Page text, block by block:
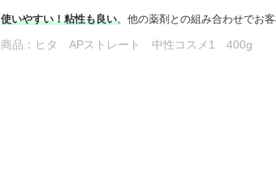
使いやすい！粘性も良い。他の薬剤との組み合わせでお
商品： ヒタ APストレート 中性コスメ1 400g